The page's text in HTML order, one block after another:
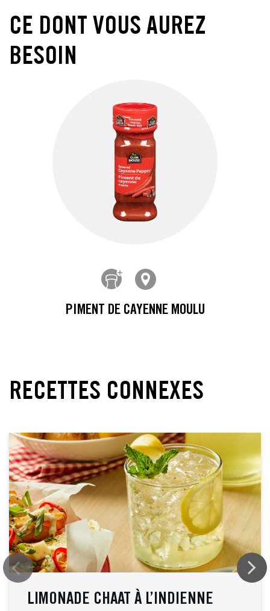
CE DONT VOUS AUREZ
BESOIN
PIMENT DE CAYENNE MOULU
RECETTES CONNEXES
LIMONADE CHAAT À L’INDIENNE